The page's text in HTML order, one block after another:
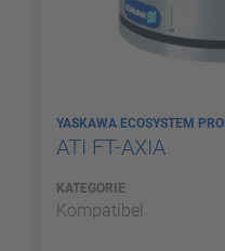
YASKAWA ECOSYSTEM
ATI FT-AXIA
KATEGORIE
Kompatibel